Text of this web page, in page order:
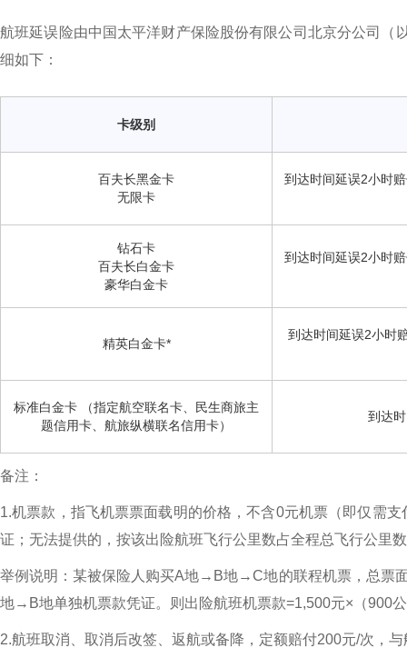
航班延误险由中国太平洋财产保险股份有限公司北京分公司（
细如下：
卡级别
百夫长黑金卡
无限卡
到达时间延误2小时
钻石卡
百夫长白金卡
豪华白金卡
到达时间延误2小时
精英白金卡*
到达时间延误2小时
标准白金卡 （指定航空联名卡、民生商旅主
题信用卡、航旅纵横联名信用卡）
到达
备注：
1.机票款，指飞机票票面载明的价格，不含0元机票（即仅需
证；无法提供的，按该出险航班飞行公里数占全程总飞行公里
举例说明：某被保险人购买A地→B地→C地的联程机票，总票
地→B地单独机票款凭证。则出险航班机票款=1,500元×（900
2.航班取消、取消后改签、返航或备降，定额赔付200元/次，